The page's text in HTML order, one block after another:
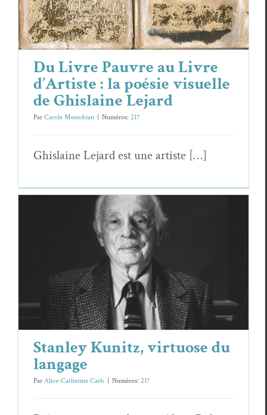
Du Livre Pauvre au Livre
d’Artiste : la poésie visuelle
de Ghislaine Lejard
ParCarole Mesrobian | Numéros: 217
Ghis­laine Lejard est une artiste […]
Stanley Kunitz, virtuose du langage
Essais & Chroniques Stan­ley Kunitz
Stanley Kunitz, virtuose du
langage
ParAlice-Catherine Carls Numéros: 217